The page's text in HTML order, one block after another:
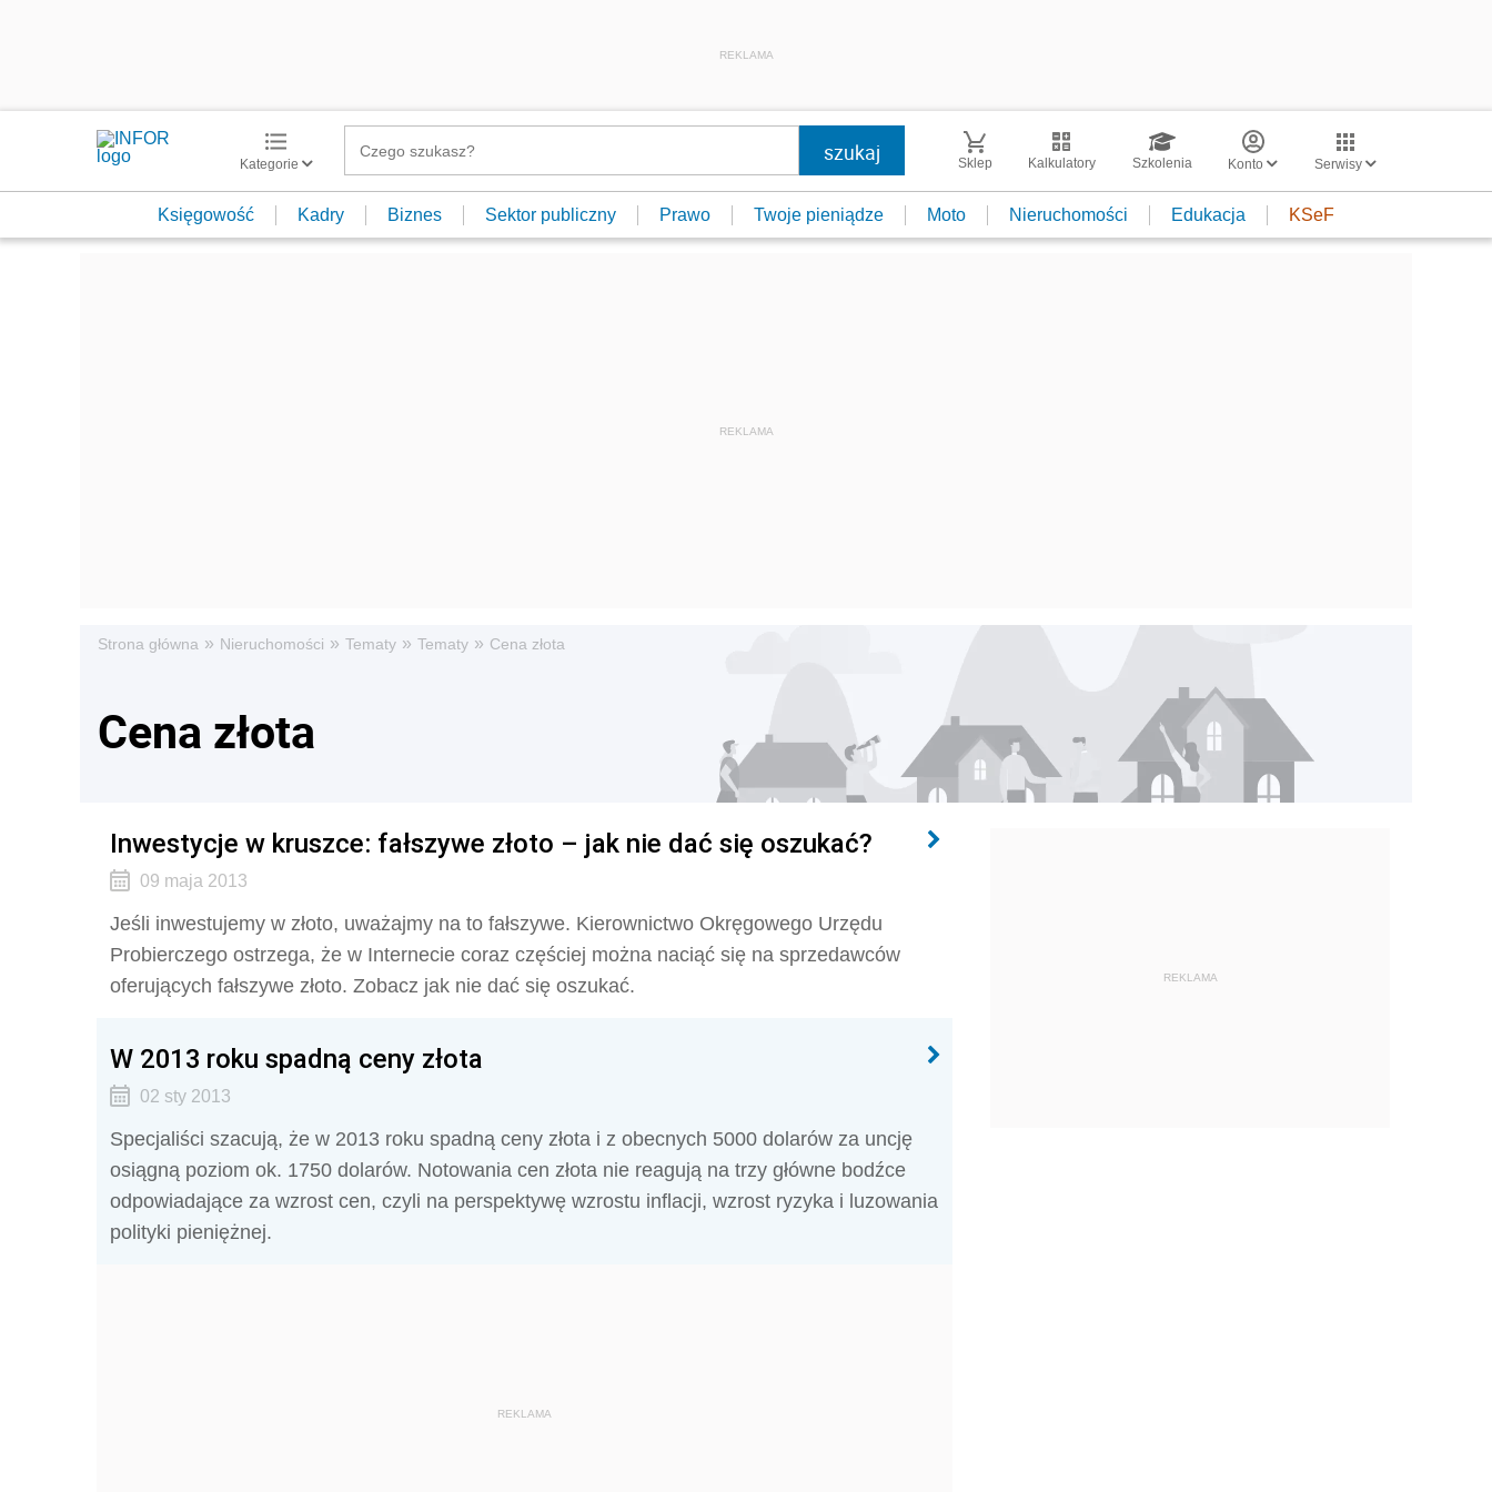
REKLAMA
Kategorie Sklep Kalkulatory Szkolenia Konto Serwisy
Księgowość Kadry Biznes Sektor publiczny Prawo Twoje pieniądze Moto Nieruchomości Edukacja KSeF
Strona główna » Nieruchomości » Tematy » Tematy » Cena złota
Cena złota
Inwestycje w kruszce: fałszywe złoto – jak nie dać się oszukać?
09 maja 2013
Jeśli inwestujemy w złoto, uważajmy na to fałszywe. Kierownictwo Okręgowego Urzędu
Probierczego ostrzega, że w Internecie coraz częściej można naciąć się na sprzedawców
oferujących fałszywe złoto. Zobacz jak nie dać się oszukać.
W 2013 roku spadną ceny złota
02 sty 2013
Specjaliści szacują, że w 2013 roku spadną ceny złota i z obecnych 5000 dolarów za uncję
osiągną poziom ok. 1750 dolarów. Notowania cen złota nie reagują na trzy główne bodźce
odpowiadające za wzrost cen, czyli na perspektywę wzrostu inflacji, wzrost ryzyka i luzowania
polityki pieniężnej.
REKLAMA
REKLAMA